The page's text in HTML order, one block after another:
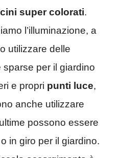
super colorati.
l’illuminazione, a
utilizzare delle
sparse per il giardino
e propri punti luce,
anche utilizzare
possono essere
in giro per il giardino.